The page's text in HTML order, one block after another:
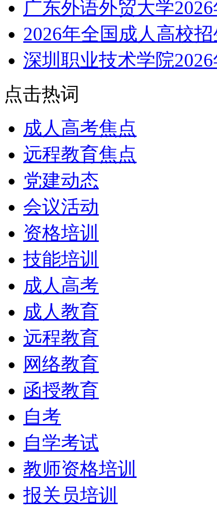
广东外语外贸大学
2026年全国成人高校
深圳职业技术学院
点击热词
成人高考焦点
远程教育焦点
党建动态
会议活动
资格培训
技能培训
成人高考
成人教育
远程教育
网络教育
函授教育
自考
自学考试
教师资格培训
报关员培训